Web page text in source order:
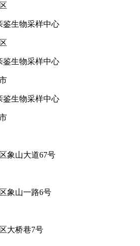
鉴生物采样中心
鉴生物采样中心
鉴生物采样中心
象山大道67号
象山一路6号
大桥巷7号